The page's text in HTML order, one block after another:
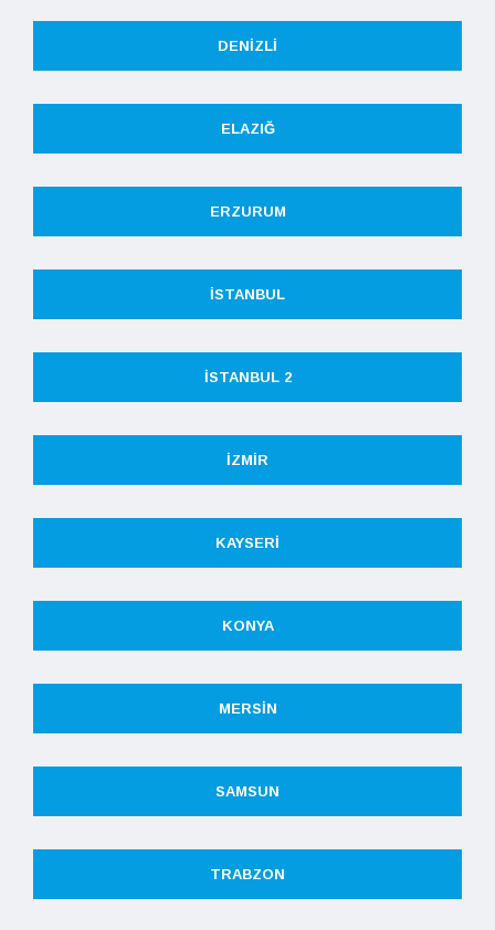
DENIZLI
ELAZIĞ
ERZURUM
İSTANBUL
İSTANBUL 2
İZMIR
KAYSERI
KONYA
MERSIN
SAMSUN
TRABZON